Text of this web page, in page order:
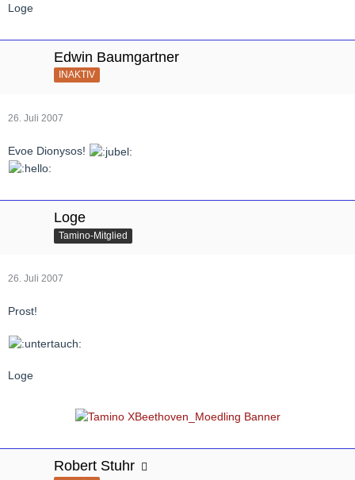
Loge
Edwin Baumgartner
INAKTIV
26. Juli 2007
Evoe Dionysos!
Loge
Tamino-Mitglied
26. Juli 2007
Prost!
Loge
Robert Stuhr